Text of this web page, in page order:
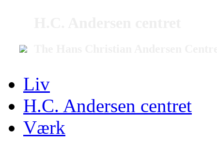
Liv
H.C. Andersen centret
Værk